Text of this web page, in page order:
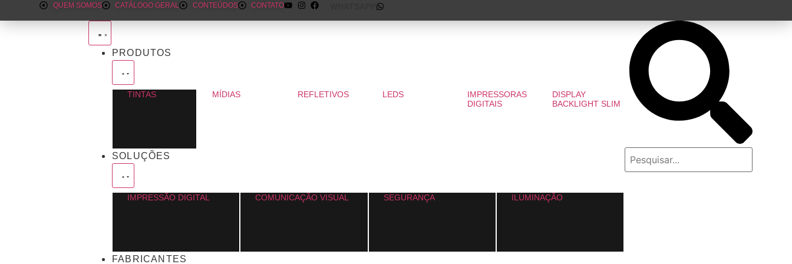
QUEM SOMOS CATÁLOGO GERAL CONTEÚDOS CONTATO
PRODUTOS
TINTAS MÍDIAS REFLETIVOS LEDS
IMPRESSORAS
DIGITAIS
DISPLAY
BACKLIGHT SLIM
SOLUÇÕES
IMPRESSÃO DIGITAL COMUNICAÇÃO VISUAL SEGURANÇA ILUMINAÇÃO
FABRICANTES